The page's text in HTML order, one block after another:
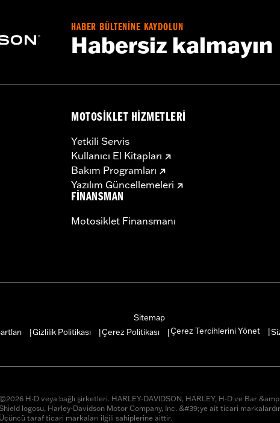
HABER BÜLTENİNE KAYDOLUN
Habersiz kalmayın
MOTOSIKLET HIZMETLERI
Yetkili Servis
Kullanıcı El Kitapları
Bakım Programları
Yazılım Güncellemeleri
FINANSMAN
Motosiklet Finansmanı
Sitemap
Gizlilik Politikası Çerez Politikası Çerez Tercihlerini Yönet
H-D veya bağlı şirketleri. HARLEY-DAVIDSON, HARLEY, H-D ve Bar
logosu, Harley-Davidson Motor Company, Inc. &#39;ye ait ticari
Üçüncü taraf ticari markaları ilgili sahiplerine aittir.